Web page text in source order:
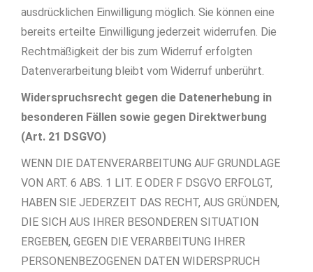
ausdrücklichen Einwilligung möglich. Sie können eine
bereits erteilte Einwilligung jederzeit widerrufen. Die
Rechtmäßigkeit der bis zum Widerruf erfolgten
Datenverarbeitung bleibt vom Widerruf unberührt.
Widerspruchsrecht gegen die Datenerhebung in
besonderen Fällen sowie gegen Direktwerbung
(Art. 21 DSGVO)
WENN DIE DATENVERARBEITUNG AUF GRUNDLAGE
VON ART. 6 ABS. 1 LIT. E ODER F DSGVO ERFOLGT,
HABEN SIE JEDERZEIT DAS RECHT, AUS GRÜNDEN,
DIE SICH AUS IHRER BESONDEREN SITUATION
ERGEBEN, GEGEN DIE VERARBEITUNG IHRER
PERSONENBEZOGENEN DATEN WIDERSPRUCH